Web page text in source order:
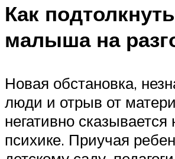
Как подтолкнуть
малыша на
Новая обстановка,
люди и отрыв от
негативно сказывается
психике. Приучая